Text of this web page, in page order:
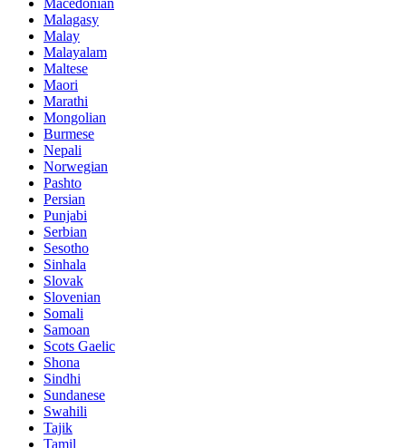
Malagasy
Malay
Malayalam
Maltese
Maori
Marathi
Mongolian
Burmese
Nepali
Norwegian
Pashto
Persian
Punjabi
Serbian
Sesotho
Sinhala
Slovak
Slovenian
Somali
Samoan
Scots Gaelic
Shona
Sindhi
Sundanese
Swahili
Tajik
Tamil